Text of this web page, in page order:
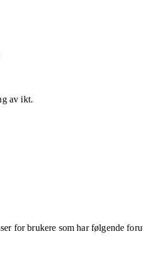
av ikt.
for brukere som har følgende